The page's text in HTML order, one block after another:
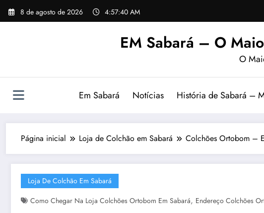
Pular
para
8 de agosto de 2026 4:57:41 AM
EM Sabará – O
O
Em Sabará Notícias História de Sabará –
Página inicial Loja de Colchão em Sabará Colchões Ortobom –
Loja De Colchão Em Sabará
Como Chegar Na Loja Colchões Ortobom Em Sabará, Endereço Colchões